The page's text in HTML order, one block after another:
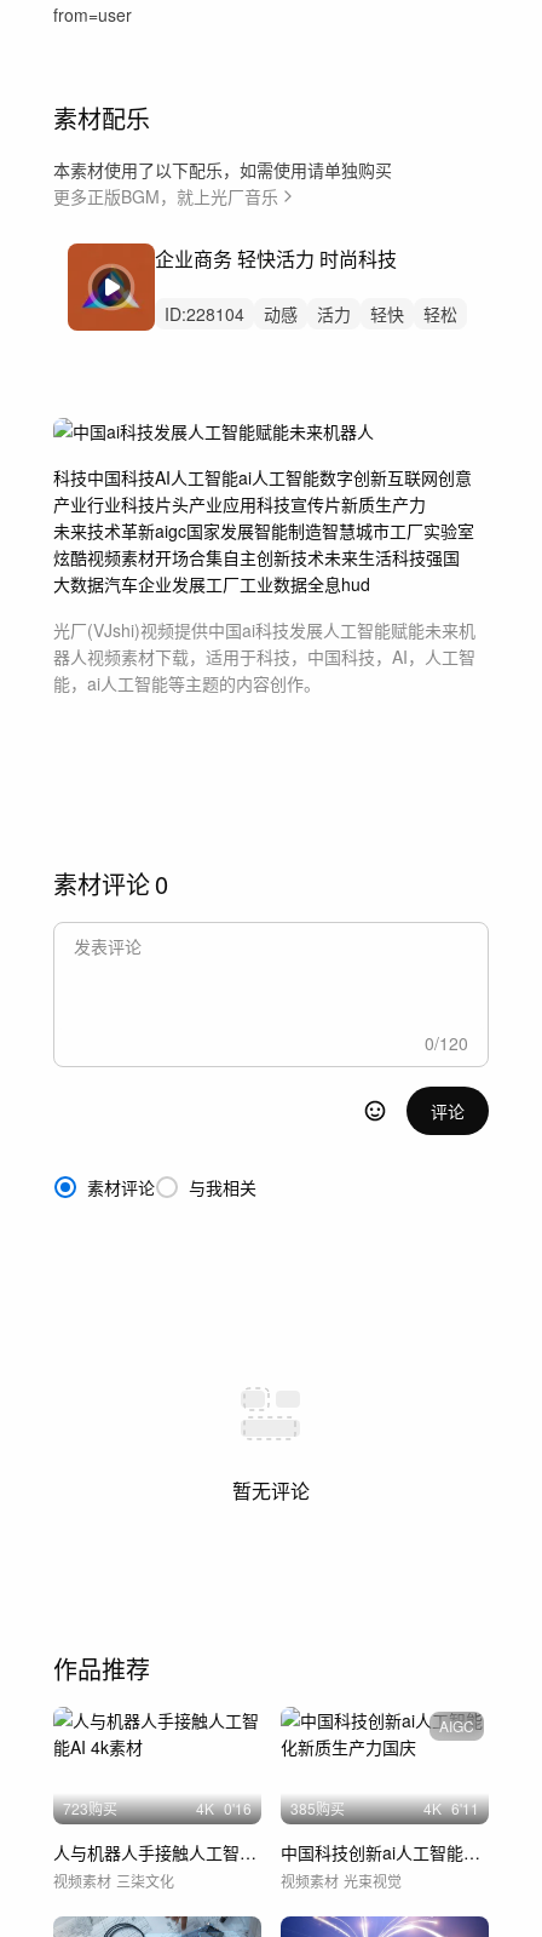
from=user
素材配乐
本素材使用了以下配乐，如需使用请单独购买
更多正版BGM，就上光厂音乐
企业商务 轻快活力 时尚科技
ID:228104 动感 活力 轻快
轻松
科技中国科技AI人工智能ai人工智能数字创新互联网创意
产业行业科技片头产业应用科技宣传片新质生产力
未来技术革新aigc国家发展智能制造智慧城市工厂实验室
炫酷视频素材开场合集自主创新技术未来生活科技强国
大数据汽车企业发展工厂工业数据全息hud
光厂(VJshi)视频提供中国ai科技发展人工智能赋能未来机
器人视频素材下载，适用于科技，中国科技，AI，人工智
能，ai人工智能等主题的内容创作。
素材评论0
0/120
评论
素材评论 与我相关
暂无评论
作品推荐
723购买 4K 0'16
人与机器人手接触人工智能AI 4k素材
视频素材 三柒文化
AIGC
385购买 4K 6'11
中国科技创新ai人工智能化新质生产力国庆
视频素材 光束视觉